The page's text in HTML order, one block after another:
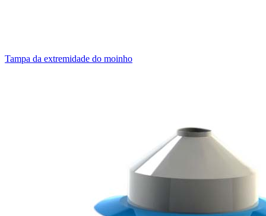
Tampa da extremidade do moinho